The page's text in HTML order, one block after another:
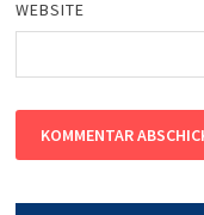
WEBSITE